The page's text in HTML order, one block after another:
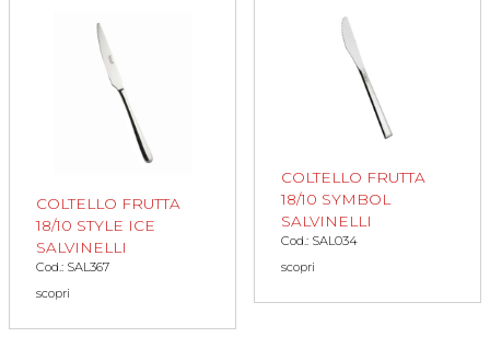
COLTELLO FRUTTA
18/10 STYLE ICE
SALVINELLI
Cod.: SAL367
scopri
COLTELLO FRUTTA
18/10 SYMBOL
SALVINELLI
Cod.: SAL034
scopri